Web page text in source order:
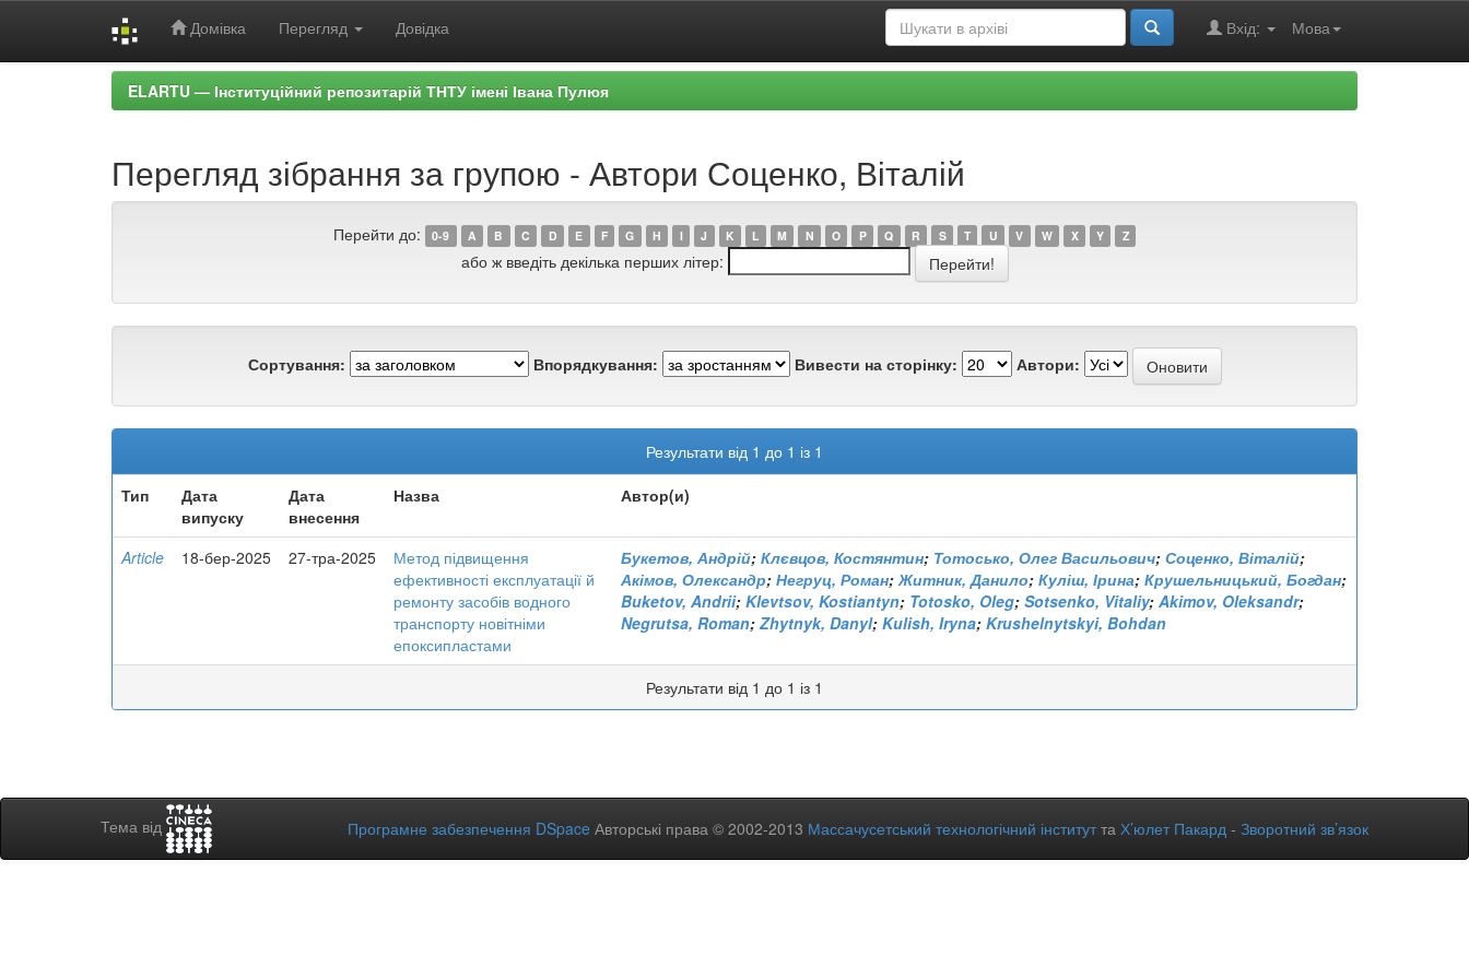
Домівка Перегляд Довідка Мова
Вхід:
ELARTU — Інституційний репозитарій ТНТУ імені Івана Пулюя
Перегляд зібрання за групою - Автори Соценко, Віталій
Перейти до: 0-9 A B C D E F G H I J K L M N O P Q R S T U V W X Y Z
або ж введіть декілька перших літер:
Сортування: Впорядкування: Вивести на сторінку: Автори:
Результати від 1 до 1 із 1
Тип
Дата
випуску
Дата
внесення
Назва Автор(и)
Article 18-бер-2025 27-тра-2025
Метод підвищення
ефективності експлуатації й
ремонту засобів водного
транспорту новітніми
епоксипластами
Букетов, Андрій; Клєвцов, Костянтин; Тотосько, Олег Васильович; Соценко, Віталій;
Акімов, Олександр; Негруц, Роман;Житник, Данило; Куліш, Ірина; Крушельницький, Богдан;
Buketov, Andrii; Klevtsov, Kostiantyn; Totosko, Oleg; Sotsenko, Vitaliy; Akimov, Oleksandr;
Negrutsa, Roman; Zhytnyk, Danyl; Kulish, Iryna; Krushelnytskyi, Bohdan
Результати від 1 до 1 із 1
Тема від Програмне забезпечення DSpace Авторські права © 2002-2013 Массачусетський технологічний інститутта Х’юлет Пакард - Зворотний зв’язок